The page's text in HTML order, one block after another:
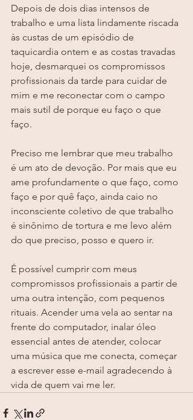
Depois de dois dias intensos de
trabalho e uma lista lindamente riscada
às custas de um episódio de
taquicardia ontem e as costas travadas
hoje, desmarquei os compromissos
profissionais da tarde para cuidar de
mim e me reconectar com o campo
mais sutil de porque eu faço o que
faço.
Preciso me lembrar que meu trabalho
é um ato de devoção. Por mais que eu
ame profundamente o que faço, como
faço e por quê faço, ainda caio no
inconsciente coletivo de que trabalho
é sinônimo de tortura e me levo além
do que preciso, posso e quero ir.
É possível cumprir com meus
compromissos profissionais a partir de
uma outra intenção, com pequenos
rituais. Acender uma vela ao sentar na
frente do computador, inalar óleo
essencial antes de atender, colocar
uma música que me conecta, começar
a escrever esse e-mail agradecendo à
vida de quem vai me ler. ⠀⠀⠀⠀⠀